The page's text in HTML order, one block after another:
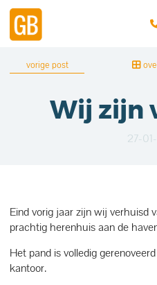
vorige post
Wij zijn
27-
Eind vorig jaar zijn wij verhuisd
prachtig herenhuis aan de
Het pand is volledig
kantoor.